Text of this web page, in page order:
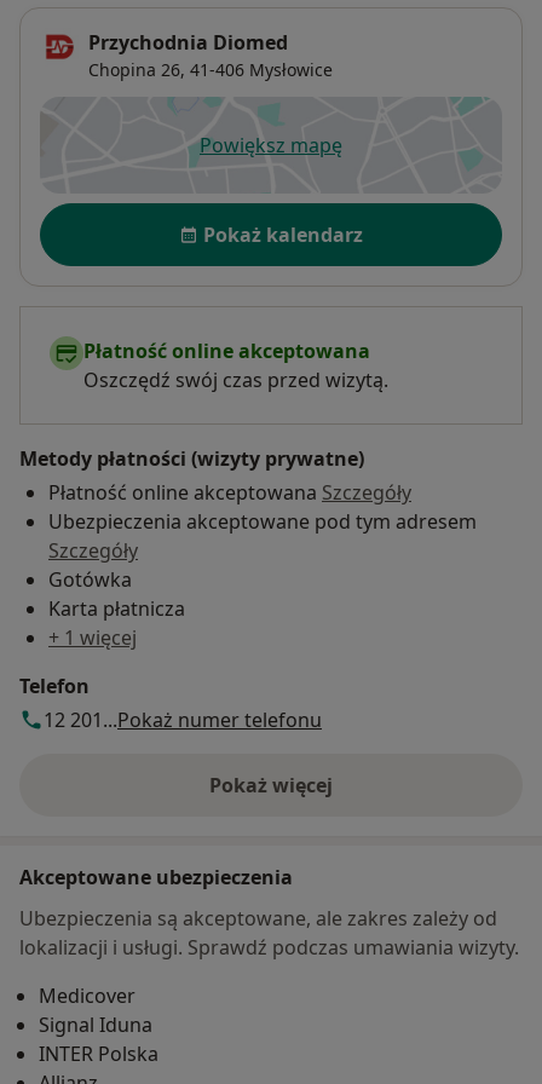
Przychodnia Diomed
Chopina 26, 41-406 Mysłowice
Powiększ mapęotwiera się w nowej karcie
Dostępność
Pokaż kalendarz
Płatność online akceptowana
Oszczędź swój czas przed wizytą.
Metody płatności (wizyty prywatne)
Płatność online akceptowana Szczegóły
Ubezpieczenia akceptowane pod tym adresem
Szczegóły
Gotówka
Karta płatnicza
+ 1 więcej
Telefon
12 201...Pokaż numer telefonu
Pokaż więcej
o adresie
Akceptowane ubezpieczenia
Ubezpieczenia są akceptowane, ale zakres zależy od
lokalizacji i usługi. Sprawdź podczas umawiania wizyty.
Medicover
Signal Iduna
INTER Polska